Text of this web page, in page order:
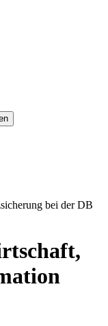
bei der DB